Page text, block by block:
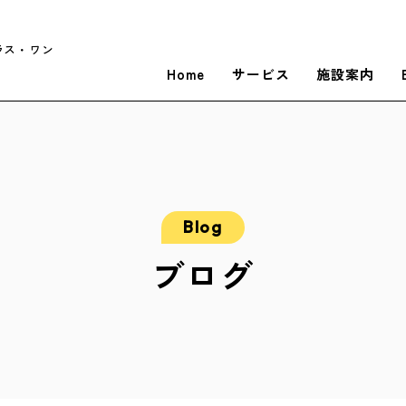
・ワン
Home サービス 施設案内
ブログ